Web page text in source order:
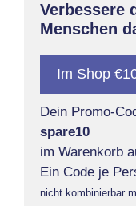
Verbessere
Menschen
Im Shop
Dein Promo-
spare10
im Warenkorb
Ein Code je
nicht kombinierbar